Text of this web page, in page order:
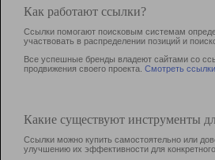
Как работают ссылки?
Ссылки помогают поисковым системам
участвовать в раcпределении позиций и
Все успешные бренды владеют сайтами со
продвижения своего проекта. Смотреть
Какие существуют инструменты
Ссылки можно купить самостоятельно или
улучшению их эффективности для